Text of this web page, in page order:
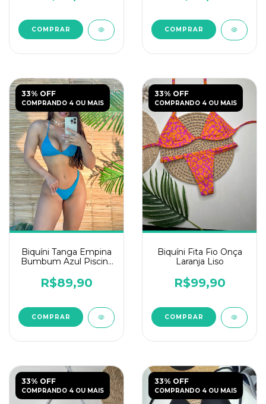
COMPRAR COMPRAR
33% OFF
COMPRANDO 4 OU MAIS
Biquíni Tanga Empina
Bumbum Azul Piscina
R$89,90
COMPRAR
33% OFF
COMPRANDO 4 OU MAIS
Biquíni Fita Fio Onça
Laranja Liso
R$99,90
COMPRAR
33% OFF
COMPRANDO 4 OU MAIS
33% OFF
COMPRANDO 4 OU MAIS